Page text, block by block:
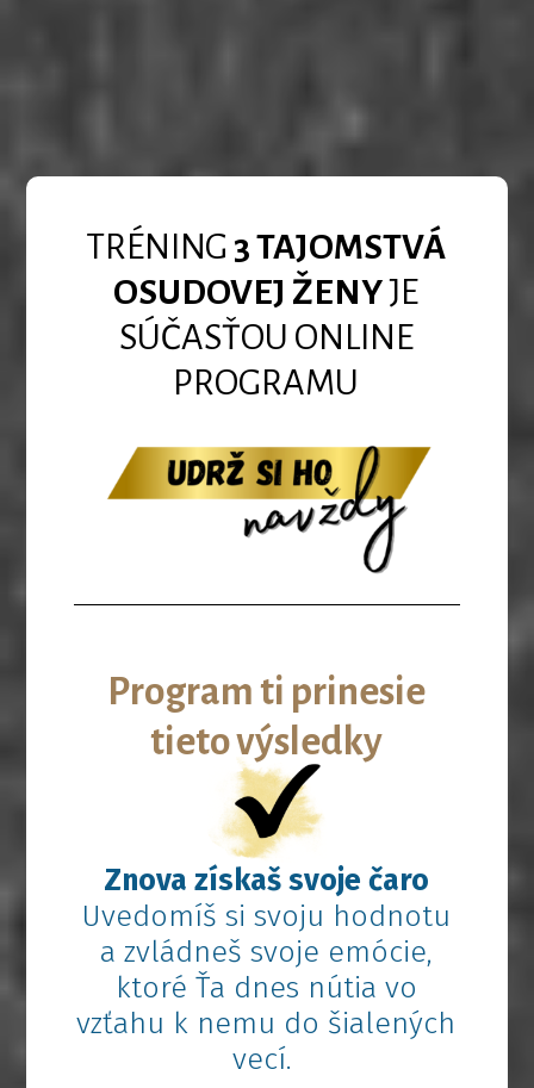
TRÉNING 3 TAJOMSTVÁ
OSUDOVEJ ŽENYJE
SÚČASŤOU ONLINE
PROGRAMU
Program ti prinesie
tieto výsledky
Znova získaš svoje čaro
Uvedomíš si svoju hodnotu
a zvládneš svoje emócie,
ktoré Ťa dnes nútia vo
vzťahu k nemu do šialených
vecí.